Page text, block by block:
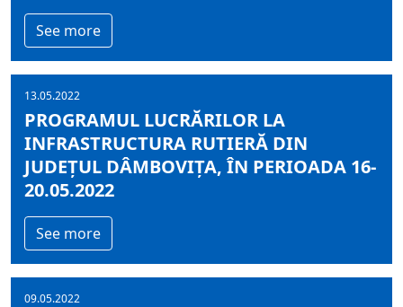
See more
13.05.2022
PROGRAMUL LUCRĂRILOR LA
INFRASTRUCTURA RUTIERĂ DIN
JUDEȚUL DÂMBOVIȚA, ÎN PERIOADA 16-
20.05.2022
See more
09.05.2022